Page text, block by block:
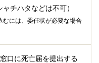
チハタなどは不可）
には、委任状が必要な場合
口に死亡届を提出する